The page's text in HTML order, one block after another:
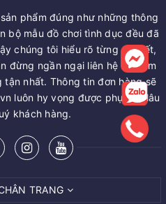
phẩm đúng như những thông
bộ mẫu đồ chơi tình dục đều đã
chúng tôi hiểu rõ từng chi tiết,
đừng ngần ngại liên hệ để nắm
nhất. Thông tin đơn hàng sẽ
luôn hy vọng được phục vụ lâu
khách hàng.
TRANG